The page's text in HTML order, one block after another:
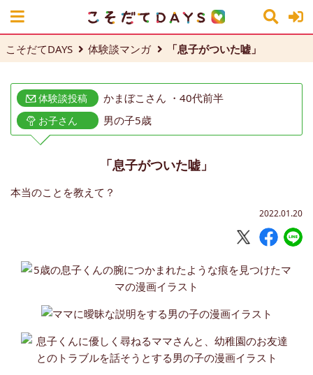
こそだてDAYS 体験談マンガ 「息子がついた嘘」
体験談投稿 かまぼこさん ・40代前半
お子さん 男の子5歳
「息子がついた嘘」
本当のことを教えて？
2022.01.20